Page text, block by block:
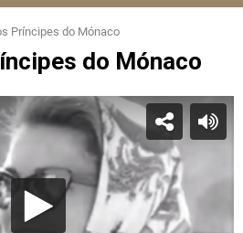
Príncipes do Mónaco
do Mónaco